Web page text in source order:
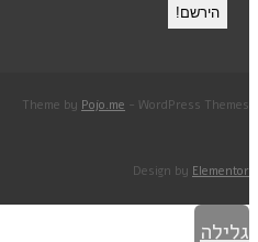
Theme by Pojo.me - WordPress Themes
Design by Elementor
גלילה